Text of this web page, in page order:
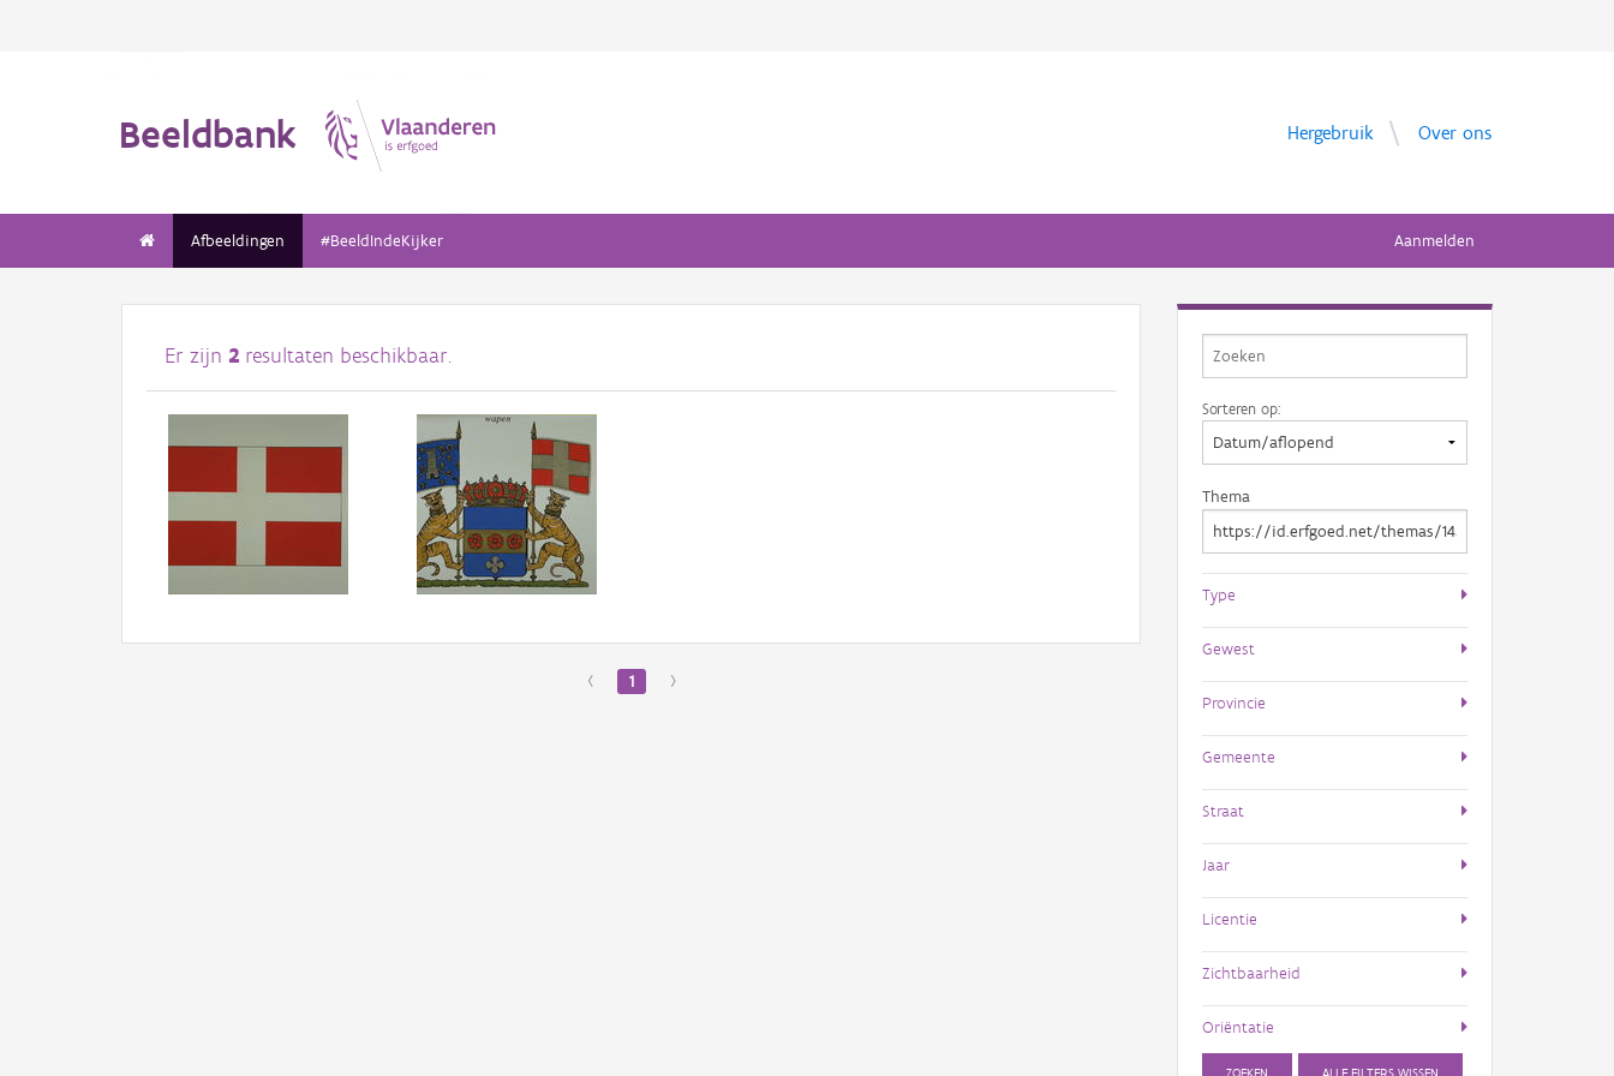
Beeldbank Hergebruik Over ons
Afbeeldingen #BeeldIndeKijker Aanmelden
Er zijn 2 resultaten beschikbaar.
‹ 1 ›
Sorteren op:
Thema
Type
Gewest
Provincie
Gemeente
Straat
Jaar
Licentie
Zichtbaarheid
Oriëntatie